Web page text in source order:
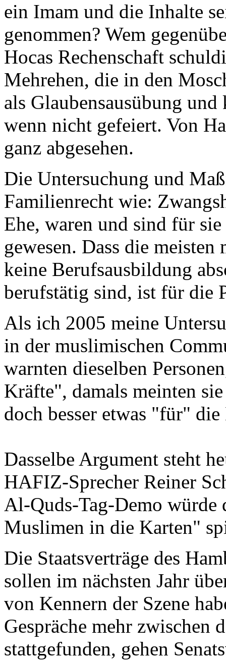
ein Imam und die Inhalte
genommen? Wem
Hocas Rechenschaft
Mehrehen, die in den
als Glaubensausübung
wenn nicht gefeiert. Von
ganz abgesehen.
Die Untersuchung und
Familienrecht wie:
Ehe, waren und sind für
gewesen. Dass die
keine Berufsausbildung
berufstätig sind, ist für die
Als ich 2005 meine
in der muslimischen
warnten dieselben
Kräfte", damals meinten
doch besser etwas "für"
Dasselbe Argument steht
HAFIZ-Sprecher Reiner
Al-Quds-Tag-Demo würde
Muslimen in die Karten"
Die Staatsverträge des
sollen im nächsten Jahr
von Kennern der Szene
Gespräche mehr zwischen
stattgefunden, gehen